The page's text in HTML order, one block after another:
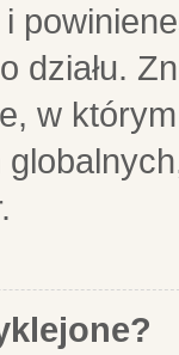
działu.
w